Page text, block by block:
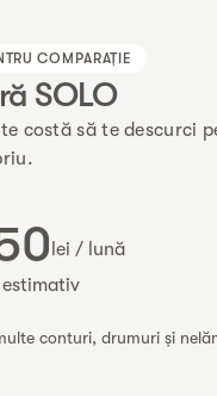
COMPARAȚIE
SOLO
costă să te descurci
lei / lună
conturi, drumuri și